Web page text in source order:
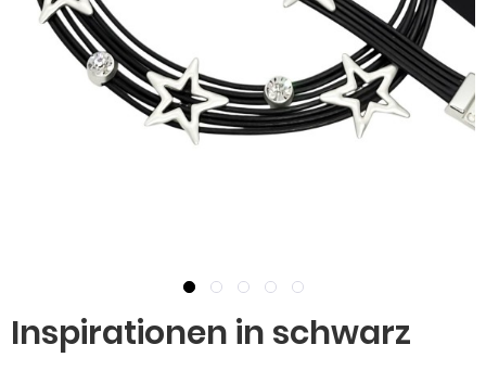
Inspirationen in schwarz